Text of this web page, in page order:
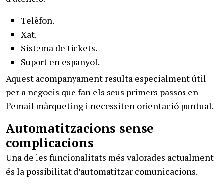
Telèfon.
Xat.
Sistema de tickets.
Suport en espanyol.
Aquest acompanyament resulta especialment útil
per a negocis que fan els seus primers passos en
l’email màrqueting i necessiten orientació puntual.
Automatitzacions sense
complicacions
Una de les funcionalitats més valorades actualment
és la possibilitat d’automatitzar comunicacions.